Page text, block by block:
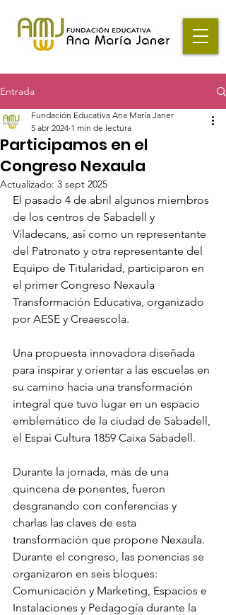
Entrada
Participamos en el
Congreso Nexaula
Fundación Educativa Ana María Janer
5 abr 2024 1 min de lectura
Actualizado: 3 sept 2025
El pasado 4 de abril algunos miembros
de los centros de Sabadell y
Viladecans, así como un representante
del Patronato y otra representante del
Equipo de Titularidad, participaron en
el primer Congreso Nexaula
Transformación Educativa, organizado
por AESE y Creaescola.
Una propuesta innovadora diseñada
para inspirar y orientar a las escuelas en
su camino hacia una transformación
integral que tuvo lugar en un espacio
emblemático de la ciudad de Sabadell,
el Espai Cultura 1859 Caixa Sabadell.
Durante la jornada, más de una
quincena de ponentes, fueron
desgranando con conferencias y
charlas las claves de esta
transformación que propone Nexaula.
Durante el congreso, las ponencias se
organizaron en seis bloques:
Comunicación y Marketing, Espacios e
Instalaciones y Pedagogía durante la